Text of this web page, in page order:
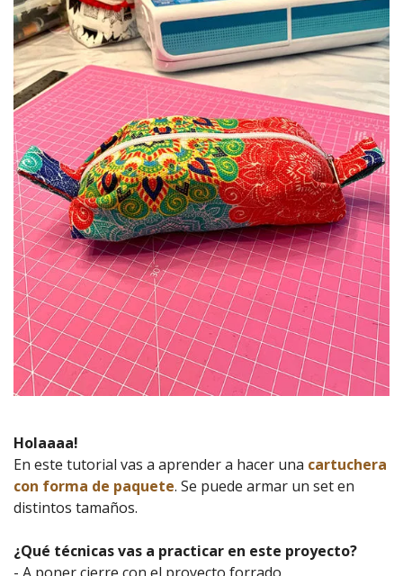
Holaaaa!
En este tutorial vas a aprender a hacer una cartuchera
con forma de paquete. Se puede armar un set en
distintos tamaños.
¿Qué técnicas vas a practicar en este proyecto?